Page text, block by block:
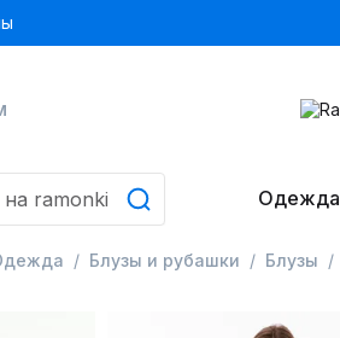
Одежда
Блузы и рубашки Блузы